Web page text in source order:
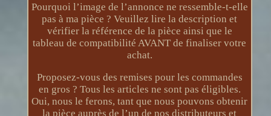
Pourquoi l’image de l’annonce ne ressemble-t-elle
pas à ma pièce ? Veuillez lire la description et
vérifier la référence de la pièce ainsi que le
tableau de compatibilité AVANT de finaliser votre
achat.
Proposez-vous des remises pour les commandes
en gros ? Tous les articles ne sont pas éligibles.
Oui, nous le ferons, tant que nous pouvons obtenir
la pièce auprès de l’un de nos distributeurs et